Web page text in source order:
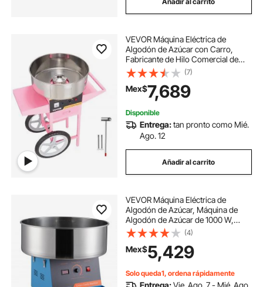
VEVOR Máquina Eléctrica de
Algodón de Azúcar con Carro,
Fabricante de Hilo Comercial de
1000 W con Tazón de Acero
Inoxidable, Cuchara de Azúcar y
Cajón, Perfecto para el Hogar,
Cumpleaños de Niños, Fiesta
Familiar, Rosa
(7)
Mex$7,689
Disponible
Entrega:tan pronto como Mié.
Ago. 12
Añadir al carrito
VEVOR Máquina Eléctrica de
Algodón de Azúcar, Máquina de
Algodón de Azúcar de 1000 W,
Máquina de Algodón de Azúcar con
Tazón de Acero Inoxidable y
Cuchara de Azúcar, para el Hogar,
Fiesta, Azul
(4)
Mex$5,429
Solo queda1, ordena rápidamente
Entrega:Vie. Ago. 7 - Mié. Ago.